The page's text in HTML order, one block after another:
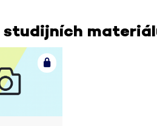
studijních